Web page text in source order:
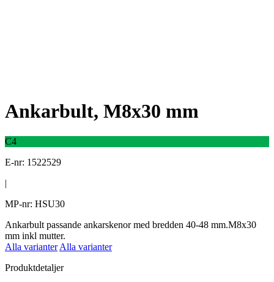
Ankarbult, M8x30 mm
C4
E-nr: 1522529
|
MP-nr: HSU30
Ankarbult passande ankarskenor med bredden 40-48 mm.M8x30
mm inkl mutter.
Alla varianter Alla varianter
Produktdetaljer